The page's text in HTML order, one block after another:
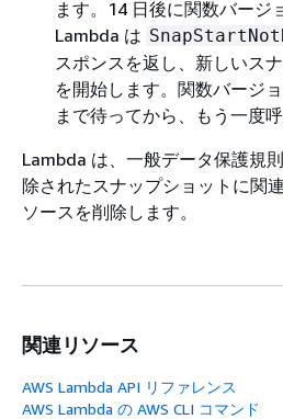
ます。14 日後に関数バージ
Lambda は
スポンスを返し、新しいス
を開始します。関数バージ
まで待ってから、もう一度
Lambda は、一般データ保護規
除されたスナップショットに関
ソースを削除します。
関連リソース
AWS Lambda API リファレンス
AWS Lambda の AWS CLI コマンド